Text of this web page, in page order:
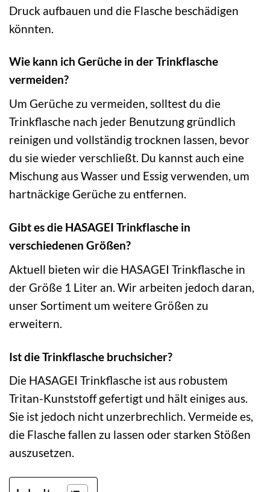
Druck aufbauen und die Flasche beschädigen
könnten.
Wie kann ich Gerüche in der Trinkflasche
vermeiden?
Um Gerüche zu vermeiden, solltest du die
Trinkflasche nach jeder Benutzung gründlich
reinigen und vollständig trocknen lassen, bevor
du sie wieder verschließt. Du kannst auch eine
Mischung aus Wasser und Essig verwenden, um
hartnäckige Gerüche zu entfernen.
Gibt es die HASAGEI Trinkflasche in
verschiedenen Größen?
Aktuell bieten wir die HASAGEI Trinkflasche in
der Größe 1 Liter an. Wir arbeiten jedoch daran,
unser Sortiment um weitere Größen zu
erweitern.
Ist die Trinkflasche bruchsicher?
Die HASAGEI Trinkflasche ist aus robustem
Tritan-Kunststoff gefertigt und hält einiges aus.
Sie ist jedoch nicht unzerbrechlich. Vermeide es,
die Flasche fallen zu lassen oder starken Stößen
auszusetzen.